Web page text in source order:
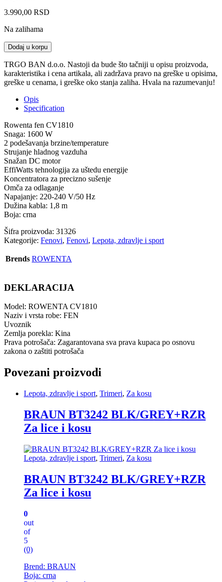
3.990,00 RSD
Na zalihama
ROWENTA
CV1810
quantity
Dodaj u korpu
TRGO BAN d.o.o. Nastoji da bude što tačniji u opisu proizvoda,
karakteristika i cena artikala, ali zadržava pravo na greške u opisima,
greške u cenama, i greške oko stanja zaliha. Hvala na razumevanju!
Opis
Specification
Rowenta fen CV1810
Snaga: 1600 W
2 podešavanja brzine/temperature
Strujanje hladnog vazduha
Snažan DC motor
EffiWatts tehnologija za uštedu energije
Koncentratora za precizno sušenje
Omča za odlaganje
Napajanje: 220-240 V/50 Hz
Dužina kabla: 1,8 m
Boja: crna
Šifra proizvoda: 31326
Kategorije: Fenovi, Fenovi, Lepota, zdravlje i sport
Brends ROWENTA
DEKLARACIJA
Model: ROWENTA CV1810
Naziv i vrsta robe: FEN
Uvoznik
Zemlja porekla: Kina
Prava potrošača: Zagarantovana sva prava kupaca po osnovu
zakona o zaštiti potrošača
Povezani proizvodi
Lepota, zdravlje i sport, Trimeri, Za kosu
BRAUN BT3242 BLK/GREY+RZR
Za lice i kosu
Lepota, zdravlje i sport, Trimeri, Za kosu
BRAUN BT3242 BLK/GREY+RZR
Za lice i kosu
0
out
of
5
(0)
Brend: BRAUN
Boja: crna